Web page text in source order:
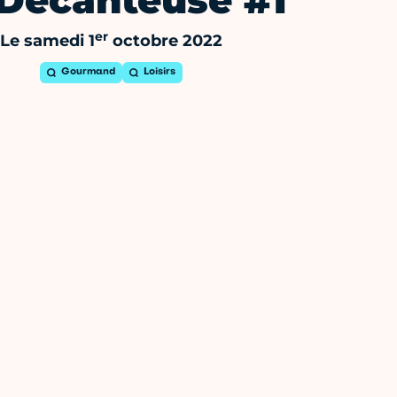
Le samedi 1er octobre 2022
Gourmand Loisirs